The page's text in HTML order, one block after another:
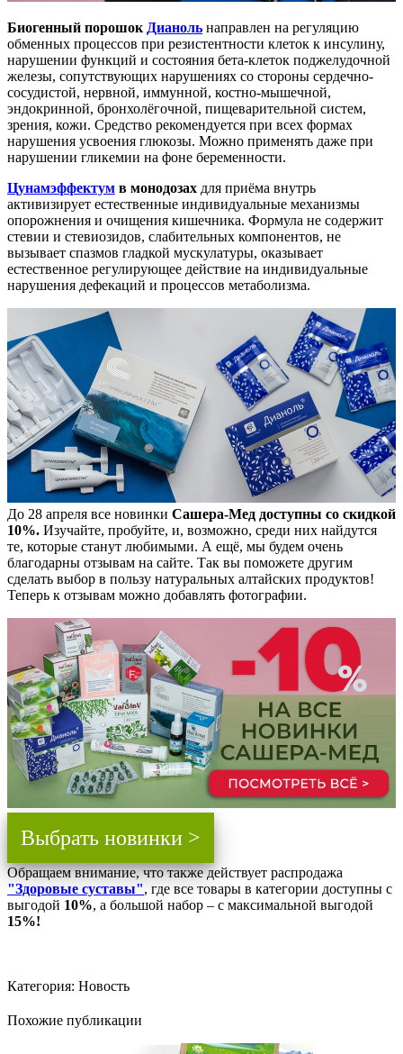
Биогенный порошок Дианоль направлен на регуляцию
обменных процессов при резистентности клеток к инсулину,
нарушении функций и состояния бета-клеток поджелудочной
железы, сопутствующих нарушениях со стороны сердечно-
сосудистой, нервной, иммунной, костно-мышечной,
эндокринной, бронхолёгочной, пищеварительной систем,
зрения, кожи. Средство рекомендуется при всех формах
нарушения усвоения глюкозы. Можно применять даже при
нарушении гликемии на фоне беременности.
Цунамэффектум в монодозах для приёма внутрь
активизирует естественные индивидуальные механизмы
опорожнения и очищения кишечника. Формула не содержит
стевии и стевиозидов, слабительных компонентов, не
вызывает спазмов гладкой мускулатуры, оказывает
естественное регулирующее действие на индивидуальные
нарушения дефекаций и процессов метаболизма.
До 28 апреля все новинки Сашера-Мед доступны со скидкой
10%. Изучайте, пробуйте, и, возможно, среди них найдутся
те, которые станут любимыми. А ещё, мы будем очень
благодарны отзывам на сайте. Так вы поможете другим
сделать выбор в пользу натуральных алтайских продуктов!
Теперь к отзывам можно добавлять фотографии.
Выбрать новинки >
Обращаем внимание, что также действует распродажа
"Здоровые суставы", где все товары в категории доступны с
выгодой 10%, а большой набор – с максимальной выгодой
15%!
Категория: Новость
Похожие публикации